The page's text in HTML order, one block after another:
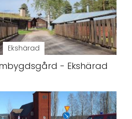
Ekshärad
- Ekshärad